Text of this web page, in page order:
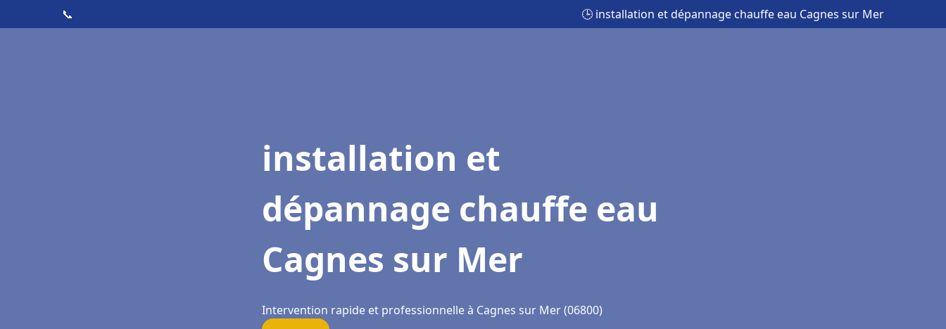
📞 🕒 installation et dépannage chauffe eau Cagnes sur Mer
installation et
dépannage chauffe eau
Cagnes sur Mer
Intervention rapide et professionnelle à Cagnes sur Mer (06800)